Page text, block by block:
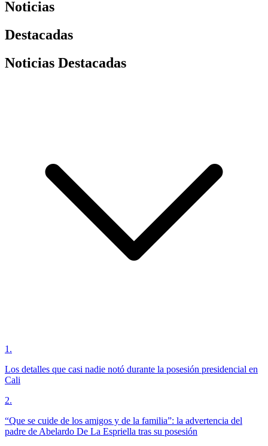
Noticias
Destacadas
Noticias Destacadas
1 .
Los detalles que casi nadie notó durante la posesión presidencial en
Cali
2.
“Que se cuide de los amigos y de la familia”: la advertencia del
padre de Abelardo De La Espriella tras su posesión